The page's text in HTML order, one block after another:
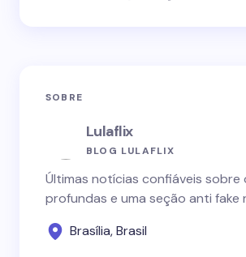
SOBRE
Lulaflix
BLOG LULAFLIX
Últimas notícias confiáveis
profundas e uma seção anti
Brasília, Brasil